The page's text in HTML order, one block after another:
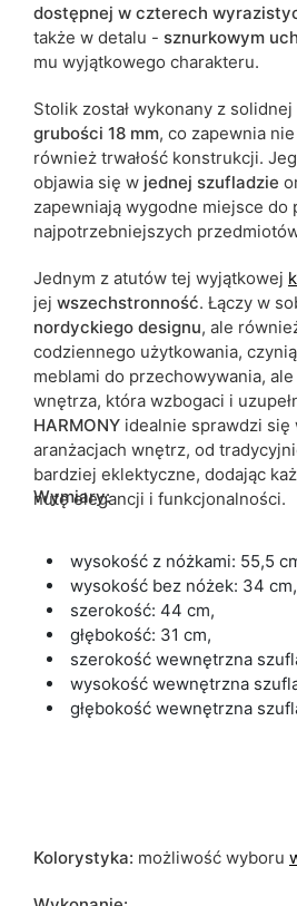
dostępnej w czterech
także w detalu - sznurkowym
mu wyjątkowego charakteru.
Stolik został wykonany z solidnej
grubości 18 mm, co zapewnia
również trwałość konstrukcji.
objawia się w jednej szufladzie
zapewniają wygodne miejsce do
najpotrzebniejszych
Jednym z atutów tej wyjątkowej
jej wszechstronność. Łączy w
nordyckiego designu, ale
codziennego użytkowania,
meblami do przechowywania,
wnętrza, która wzbogaci i
HARMONY idealnie sprawdzi się
aranżacjach wnętrz, od
bardziej eklektyczne, dodając
nutę elegancji i funkcjonalności.
Wymiary:
wysokość z nóżkami: 55,5
wysokość bez nóżek: 34 cm,
szerokość: 44 cm,
głębokość: 31 cm,
szerokość wewnętrzna
wysokość wewnętrzna
głębokość wewnętrzna
Kolorystyka: możliwość wyboru